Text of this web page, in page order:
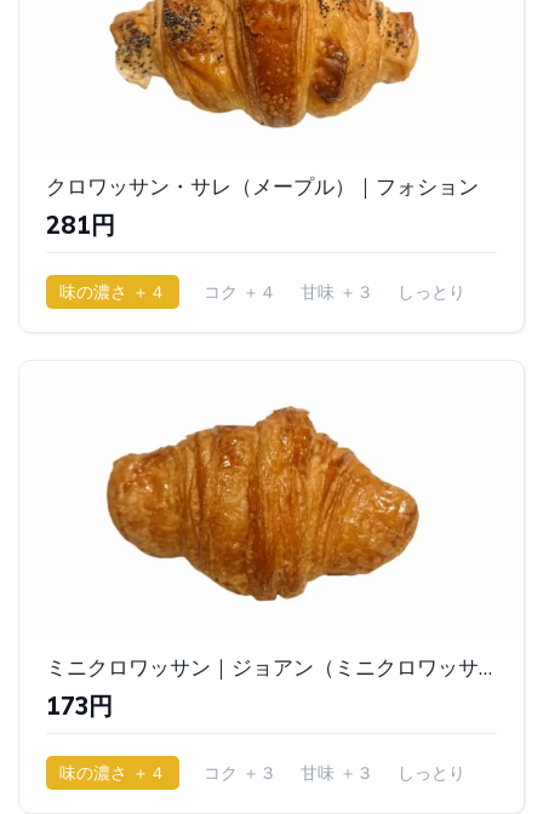
クロワッサン・サレ（メープル）｜フォション
281円
味の濃さ ＋４ コク ＋４ 甘味 ＋３ しっとり
ミニクロワッサン｜ジョアン（ミニクロワッサンコーナー）
173円
味の濃さ ＋４ コク ＋３ 甘味 ＋３ しっとり